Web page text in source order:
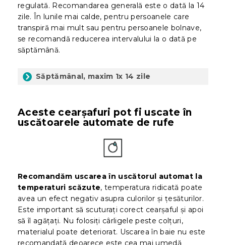
regulată. Recomandarea generală este o dată la 14
zile. În lunile mai calde, pentru persoanele care
transpiră mai mult sau pentru persoanele bolnave,
se recomandă reducerea intervalului la o dată pe
săptămână.
Săptămânal, maxim 1x 14 zile
Aceste cearșafuri pot fi uscate în
uscătoarele automate de rufe
Recomandăm uscarea în uscătorul automat la
temperaturi scăzute, temperatura ridicată poate
avea un efect negativ asupra culorilor și țesăturilor.
Este important să scuturați corect cearșaful și apoi
să îl agățați. Nu folosiți cârligele peste colțuri,
materialul poate deteriorat. Uscarea în baie nu este
recomandată deoarece este cea mai umedă